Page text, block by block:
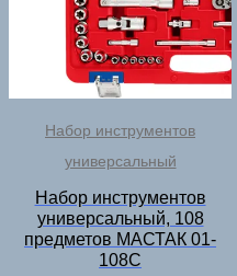
Набор инструментов
универсальный
Набор инструментов
универсальный, 108
предметов МАСТАК 01-
108C